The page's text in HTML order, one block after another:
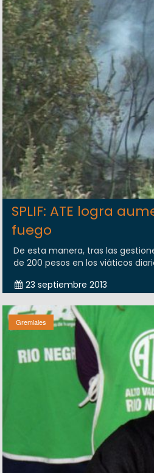
SPLIF: ATE logra
fuego
De esta manera, tras las
de 200 pesos en los viáticos
23 septiembre 2013
Gremiales